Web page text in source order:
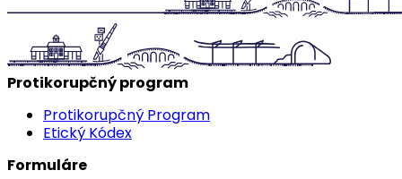
Protikorupčný program
Protikorupčný Program
Etický Kódex
Formuláre